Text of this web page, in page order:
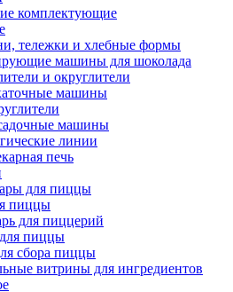
комплектующие
тележки и хлебные формы
машины для шоколада
и округлители
машины
машины
линии
печь
для пиццы
пиццы
для пиццерий
пиццы
сбора пиццы
витрины для ингредиентов